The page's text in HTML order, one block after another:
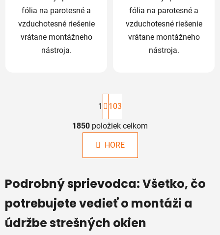
fólia na parotesné a
vzduchotesné riešenie
vrátane montážneho
nástroja.
fólia na parotesné a
vzduchotesné riešenie
vrátane montážneho
nástroja.
O
v
l
á
a
i
e
p
t
á
n
k
n
i
e
1 103
1850 položiek celkom
HORE
Podrobný sprievodca: Všetko, čo
potrebujete vedieť o montáži a
údržbe strešných okien